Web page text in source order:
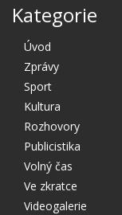
Kategorie
Úvod
Zprávy
Sport
Kultura
Rozhovory
Publicistika
Volný čas
Ve zkratce
Videogalerie